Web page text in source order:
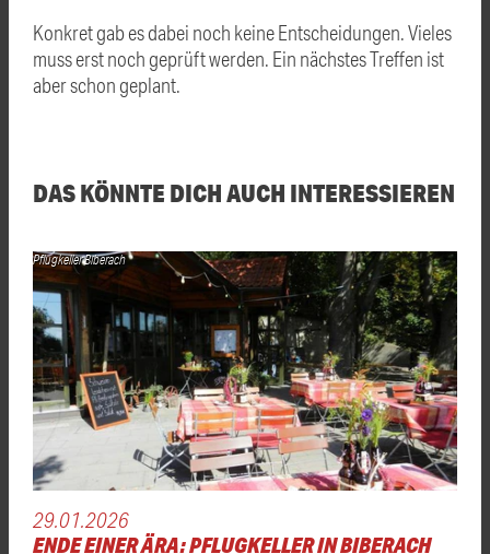
Konkret gab es dabei noch keine Entscheidungen. Vieles
muss erst noch geprüft werden. Ein nächstes Treffen ist
aber schon geplant.
DAS KÖNNTE DICH AUCH INTERESSIEREN
Pflugkeller Biberach
29.01.2026
ENDE EINER ÄRA: PFLUGKELLER IN BIBERACH